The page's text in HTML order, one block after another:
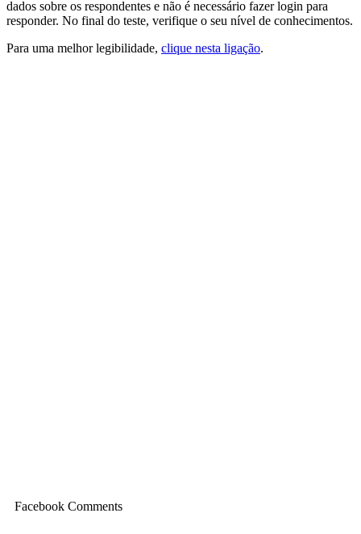
dados sobre os respondentes e não é necessário fazer login para
responder. No final do teste, verifique o seu nível de conhecimentos.
Para uma melhor legibilidade, clique nesta ligação.
Facebook Comments